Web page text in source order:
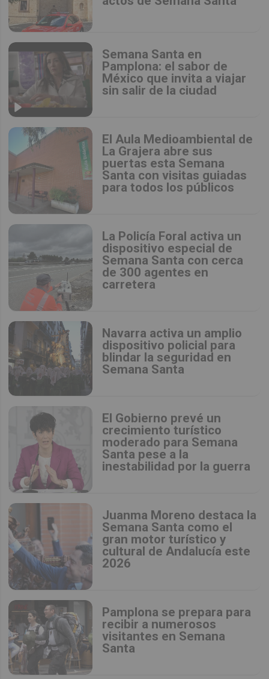
Semana Santa en
Pamplona: el sabor de
México que invita a viajar
sin salir de la ciudad
El Aula Medioambiental de
La Grajera abre sus
puertas esta Semana
Santa con visitas guiadas
para todos los públicos
La Policía Foral activa un
dispositivo especial de
Semana Santa con cerca
de 300 agentes en
carretera
Navarra activa un amplio
dispositivo policial para
blindar la seguridad en
Semana Santa
El Gobierno prevé un
crecimiento turístico
moderado para Semana
Santa pese a la
inestabilidad por la guerra
Juanma Moreno destaca la
Semana Santa como el
gran motor turístico y
cultural de Andalucía este
2026
Pamplona se prepara para
recibir a numerosos
visitantes en Semana
Santa